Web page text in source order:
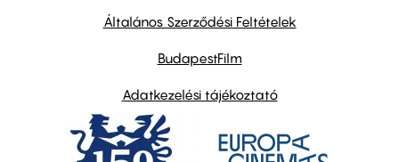
Általános Szerződési Feltételek
BudapestFilm
Adatkezelési tájékoztató